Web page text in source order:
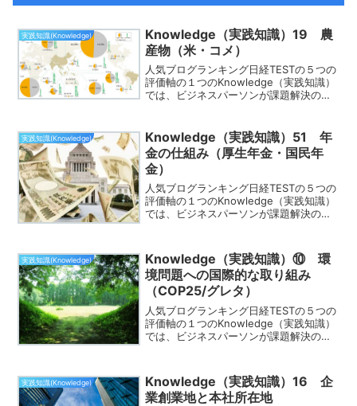
実践知識(Knowledge)
Knowledge（実践知識）19 農
産物（米・コメ）
人気ブログランキング日経TESTの５つの
評価軸の１つのKnowledge（実践知識）
では、ビジネスパーソンが課題解決のた
でよく出題されるのが、「農産物（米・
コメ）」です...
実践知識(Knowledge)
Knowledge（実践知識）51 年
金の仕組み（厚生年金・国民年
金）
人気ブログランキング日経TESTの５つの
評価軸の１つのKnowledge（実践知識）
では、ビジネスパーソンが課題解決のた
でよく出題されるのが、「年金の仕組み
（厚生年金・...
実践知識(Knowledge)
Knowledge（実践知識）⑩ 環
境問題への国際的な取り組み
（COP25/グレタ）
人気ブログランキング日経TESTの５つの
評価軸の１つのKnowledge（実践知識）
では、ビジネスパーソンが課題解決のた
でよく出題されるのが、「環境問題への
国際的な取り...
実践知識(Knowledge)
Knowledge（実践知識）16 企
業創業地と本社所在地